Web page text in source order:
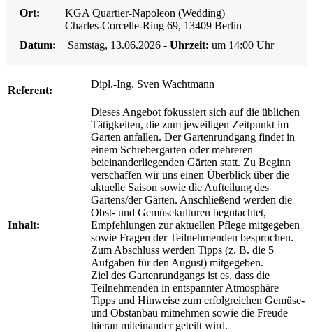
Ort:
KGA Quartier-Napoleon (Wedding)
Charles-Corcelle-Ring 69, 13409 Berlin
Datum:
Samstag, 13.06.2026 - Uhrzeit: um 14:00 Uhr
Referent:
Dipl.-Ing. Sven Wachtmann
Inhalt:
Dieses Angebot fokussiert sich auf die üblichen
Tätigkeiten, die zum jeweiligen Zeitpunkt im
Garten anfallen. Der Gartenrundgang findet in
einem Schrebergarten oder mehreren
beieinanderliegenden Gärten statt. Zu Beginn
verschaffen wir uns einen Überblick über die
aktuelle Saison sowie die Aufteilung des
Gartens/der Gärten. Anschließend werden die
Obst- und Gemüsekulturen begutachtet,
Empfehlungen zur aktuellen Pflege mitgegeben
sowie Fragen der Teilnehmenden besprochen.
Zum Abschluss werden Tipps (z. B. die 5
Aufgaben für den August) mitgegeben.
Ziel des Gartenrundgangs ist es, dass die
Teilnehmenden in entspannter Atmosphäre
Tipps und Hinweise zum erfolgreichen Gemüse-
und Obstanbau mitnehmen sowie die Freude
hieran miteinander geteilt wird.